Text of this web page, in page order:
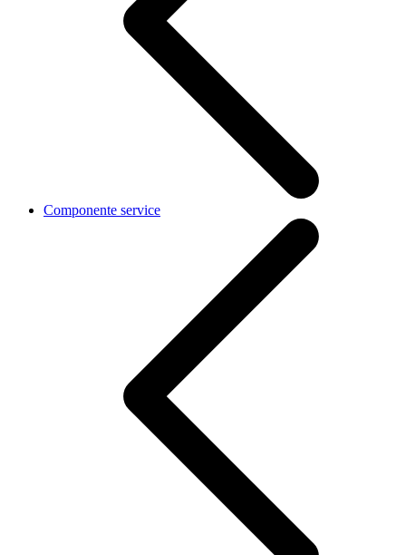
Componente service